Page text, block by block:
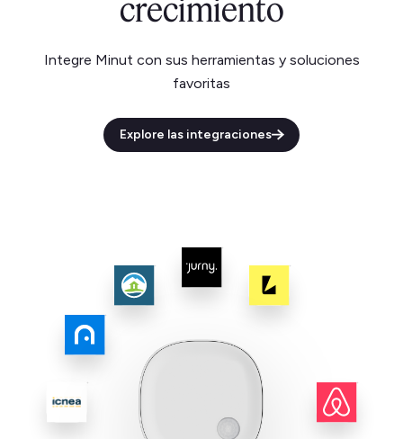
crecimiento
Integre Minut con sus herramientas y soluciones
favoritas
Explore las integraciones